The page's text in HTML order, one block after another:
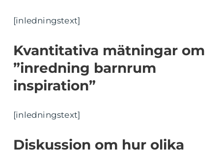
[inledningstext]
Kvantitativa mätningar om
”inredning barnrum
inspiration”
[inledningstext]
Diskussion om hur olika